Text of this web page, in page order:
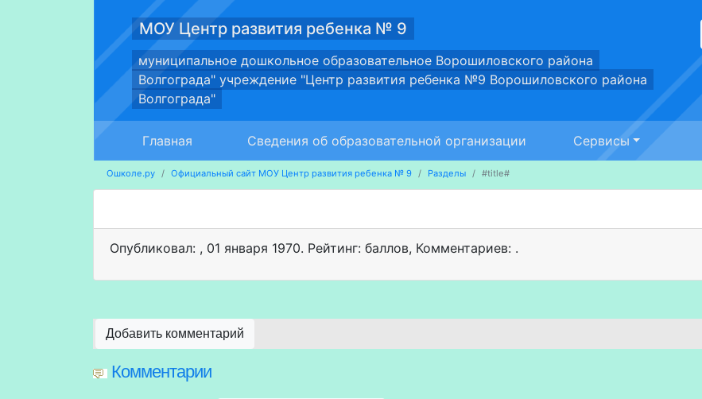
МОУ Центр развития ребенка № 9
муниципальное дошкольное образовательное Ворошиловского района
Волгограда" учреждение "Центр развития ребенка №9 Ворошиловского района
Волгограда"
Главная Сведения об образовательной организации Сервисы
Ошколе.ру Официальный сайт МОУ Центр развития ребенка № 9 Разделы #title#
Опубликовал: , 01 января 1970. Рейтинг: баллов, Комментариев: .
Добавить комментарий
Комментарии